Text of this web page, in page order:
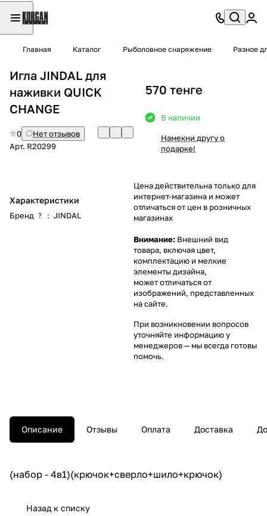
Главная Каталог Рыболовное снаряжение Разное
Игла JINDAL для
наживки QUICK
CHANGE
0
Нет отзывов
Арт. R20299
Характеристики
Бренд ? : JINDAL
570 тенге
В наличии
Намекни другу о
подарке!
Цена действительна только для
интернет-магазина и может
отличаться от цен в розничных
магазинах
Внимание: Внешний вид
товара, включая цвет,
комплектацию и мелкие
элементы дизайна,
может отличаться от
изображений, представленных
на сайте.
При возникновении вопросов
уточняйте информацию у
менеджеров— мы всегда готовы
помочь.
Описание Отзывы Оплата Доставка
(набор - 4в1)(крючок+сверло+шило+крючок)
Назад к списку